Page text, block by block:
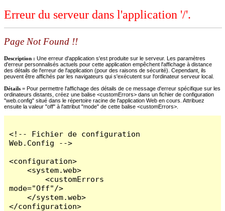
Erreur du serveur dans l'application '/'.
Page Not Found !!
Description : Une erreur d'application s'est produite sur le serveur. Les paramètres
d'erreur personnalisés actuels pour cette application empêchent l'affichage à distance
des détails de l'erreur de l'application (pour des raisons de sécurité). Cependant, ils
peuvent être affichés par les navigateurs qui s'exécutent sur l'ordinateur serveur local.
Détails = Pour permettre l'affichage des détails de ce message d'erreur spécifique sur les
ordinateurs distants, créez une balise <customErrors> dans un fichier de configuration
"web.config" situé dans le répertoire racine de l'application Web en cours. Attribuez
ensuite la valeur "off" à l'attribut "mode" de cette balise <customErrors>.
<!-- Fichier de configuration
Web.Config -->
<configuration>
    <system.web>
        <customErrors
mode="Off"/>
    </system.web>
</configuration>